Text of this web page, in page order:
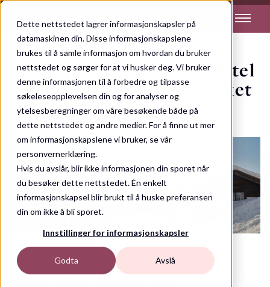
Dette nettstedet lagrer informasjonskapsler på
datamaskinen din. Disse informasjonskapslene
brukes til å samle informasjon om hvordan du bruker
nettstedet og sørger for at vi husker deg. Vi bruker
denne informasjonen til å forbedre og tilpasse
søkeleseopplevelsen din og for analyser og
ytelsesberegninger om våre besøkende både på
dette nettstedet og andre medier. For å finne ut mer
om informasjonskapslene vi bruker, se vår
personvernerklæring.
Hvis du avslår, blir ikke informasjonen din sporet når
du besøker dette nettstedet. Én enkelt
informasjonskapsel blir brukt til å huske preferansen
din om ikke å bli sporet.
Innstillinger for informasjonskapsler
Godta Avslå
Påske på Bergstadens Hotel
– når vinteren slipper taket
sakte
Når påsken nærmer seg på